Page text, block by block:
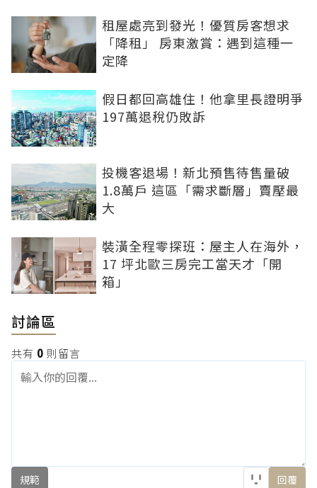
租屋處亮到發光！優質房客想求
「降租」 房東激賞：遇到這種一
定降
假日都回高雄住！他拿里長證明爭
197萬退稅仍敗訴
投機客退場！新北預售待售量破
1.8萬戶 這區「需求斷層」賣壓最
大
裝潢全程零探班：屋主人在海外，
17 坪北歐三房完工當天才「開
箱」
討論區
共有 0 則留言
規範 回覆